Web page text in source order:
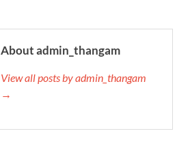
About admin_thangam
View all posts by admin_thangam
→